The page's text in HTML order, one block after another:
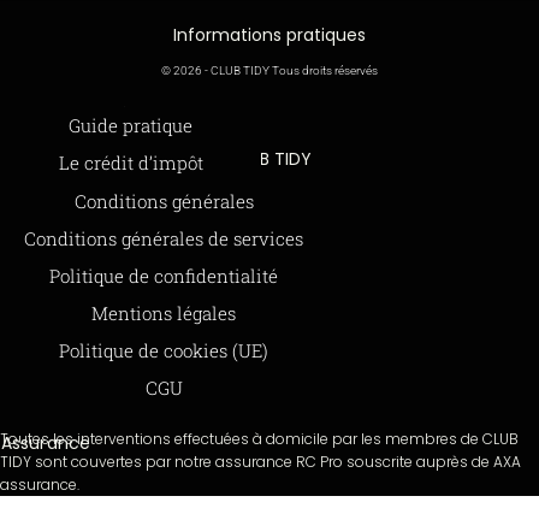
Informations pratiques
Guide pratique
Le crédit d’impôt
Offre de parrainage 50-50
FAQ
BLOG
© 2026 - CLUB TIDY Tous droits réservés
Informations légales
Conditions générales
Conditions générales de services
Politique de confidentialité
Mentions légales
Politique de cookies (UE)
CGU
CLUB TIDY
SAS CLUB TIDY
165 Avenue de Bretagne
59000 LILLE
979 480 886 RCS LILLE Métropole
Moyens de paiements
Assurance
Toutes les interventions effectuées à domicile par les membres de CLUB
TIDY sont couvertes par notre assurance RC Pro souscrite auprès de AXA
assurance.